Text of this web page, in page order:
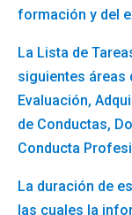
formación y del
La Lista de
siguientes áreas
Evaluación,
de Conductas,
Conducta
La duración de
las cuales la